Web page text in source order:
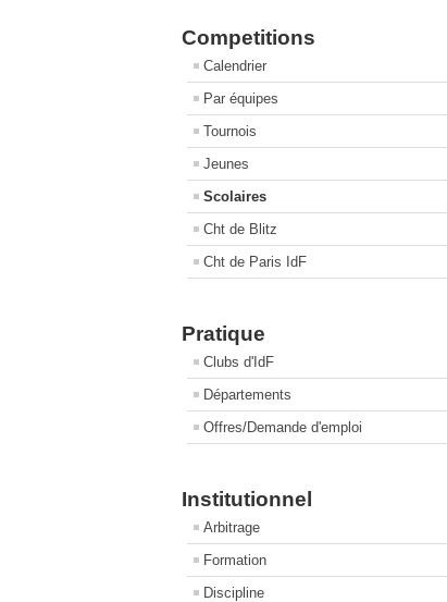
Competitions
Calendrier
Par équipes
Tournois
Jeunes
Scolaires
Cht de Blitz
Cht de Paris IdF
Pratique
Clubs d'IdF
Départements
Offres/Demande d'emploi
Institutionnel
Arbitrage
Formation
Discipline